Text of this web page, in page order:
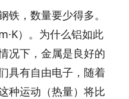
铁，数量要少得多。
）。为什么铝如此
况下，金属是良好的
具有自由电子，随着
种运动（热量）将比